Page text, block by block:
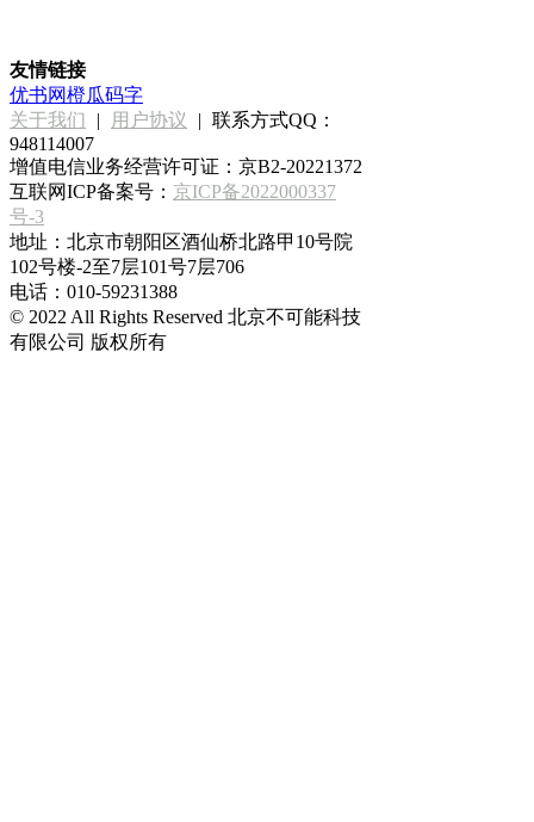
友情链接
优书网橙瓜码字
关于我们
| 用户协议 | 联系方式QQ：
948114007
增值电信业务经营许可证：京B2-20221372
互联网ICP备案号： 京ICP备2022000337
号-3
地址：北京市朝阳区酒仙桥北路甲10号院
102号楼-2至7层101号7层706
电话：010-59231388
© 2022 All Rights Reserved 北京不可能科技
有限公司 版权所有